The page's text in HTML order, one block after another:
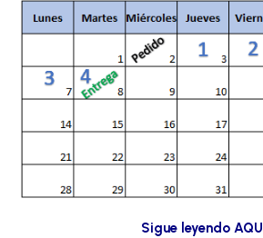
Sigue leyendo AQUÍ